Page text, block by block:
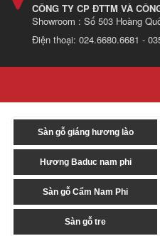
CÔNG TY CP ĐTTM VÀ
Showroom : Số 503 Hoàng
Điện thoại: 024.6680.6681 -
Sàn gỗ giáng hương lào
Hương Baduc nam phi
Sàn gỗ Cẩm Nam Phi
Sàn gỗ tre